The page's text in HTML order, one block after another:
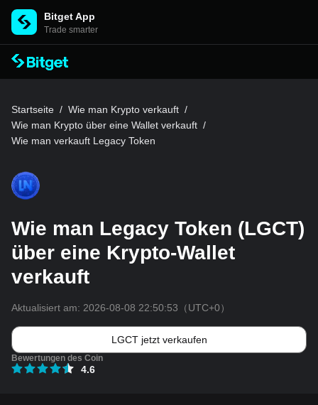
Bitget App
Trade smarter
Startseite / Wie man Krypto verkauft /
Wie man Krypto über eine Wallet verkauft /
Wie man verkauft Legacy Token
Wie man Legacy Token (LGCT)
über eine Krypto-Wallet
verkauft
Aktualisiert am: 2026-08-08 22:50:53 （UTC+0）
LGCT jetzt verkaufen
Bewertungen des Coin
4.6